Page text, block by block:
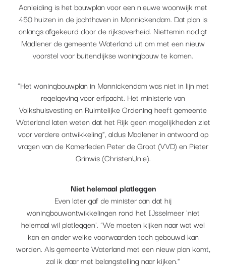
Aanleiding is het bouwplan voor een nieuwe woonwijk met
450 huizen in de jachthaven in Monnickendam. Dat plan is
onlangs afgekeurd door de rijksoverheid. Niettemin nodigt
Madlener de gemeente Waterland uit om met een nieuw
voorstel voor buitendijkse woningbouw te komen.
“Het woningbouwplan in Monnickendam was niet in lijn met
regelgeving voor erfpacht. Het ministerie van
Volkshuisvesting en Ruimtelijke Ordening heeft gemeente
Waterland laten weten dat het Rijk geen mogelijkheden ziet
voor verdere ontwikkeling”, aldus Madlener in antwoord op
vragen van de Kamerleden Peter de Groot (VVD) en Pieter
Grinwis (ChristenUnie).
Niet helemaal platleggen
Even later gaf de minister aan dat hij
woningbouwontwikkelingen rond het IJsselmeer 'niet
helemaal wil platleggen'. “We moeten kijken naar wat wel
kan en onder welke voorwaarden toch gebouwd kan
worden. Als gemeente Waterland met een nieuw plan komt,
zal ik daar met belangstelling naar kijken.”